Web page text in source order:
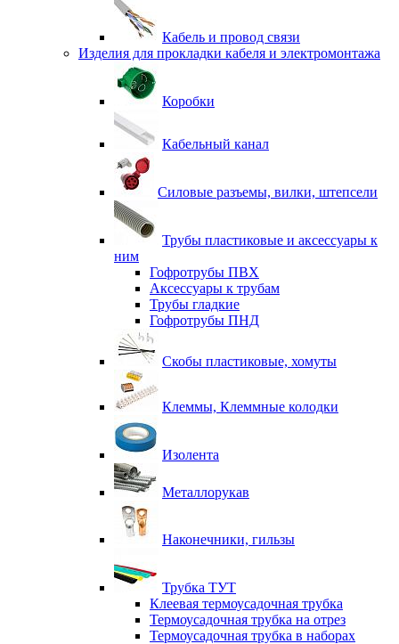
Кабель и провод связи
Изделия для прокладки кабеля и электромонтажа
Коробки
Кабельный канал
Силовые разъемы, вилки, штепсели
Трубы пластиковые и аксессуары к
ним
Гофротрубы ПВХ
Аксессуары к трубам
Трубы гладкие
Гофротрубы ПНД
Скобы пластиковые, хомуты
Клеммы, Клеммные колодки
Изолента
Металлорукав
Наконечники, гильзы
Трубка ТУТ
Клеевая термоусадочная трубка
Термоусадочная трубка на отрез
Термоусадочная трубка в наборах